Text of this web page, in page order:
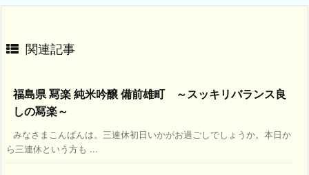
関連記事
福島県 冩楽 純米吟醸 備前雄町 ～スッキリバランス良
しの冩楽～
みなさまこんばんは。三連休初日いかがお過ごしでしょうか。本日か
ら三連休という方も ...